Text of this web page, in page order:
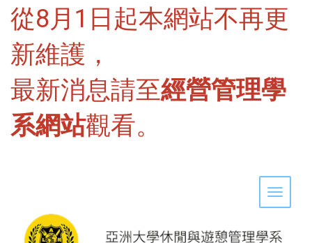
從8月1日起本網站不再更
新維護，
最新消息請至經營管理學
系網站觀看。
Toggle